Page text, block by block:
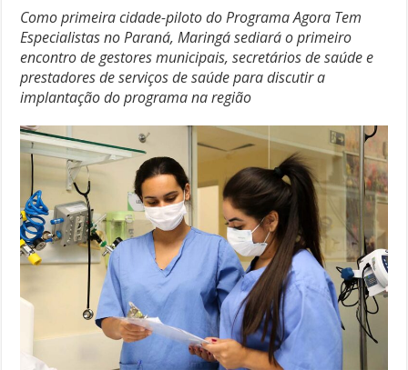
Como primeira cidade-piloto do Programa Agora Tem
Especialistas no Paraná, Maringá sediará o primeiro
encontro de gestores municipais, secretários de saúde e
prestadores de serviços de saúde para discutir a
implantação do programa na região